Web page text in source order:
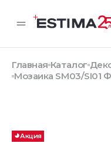
Главная Каталог
Мозаика SM03/SI01
Акция